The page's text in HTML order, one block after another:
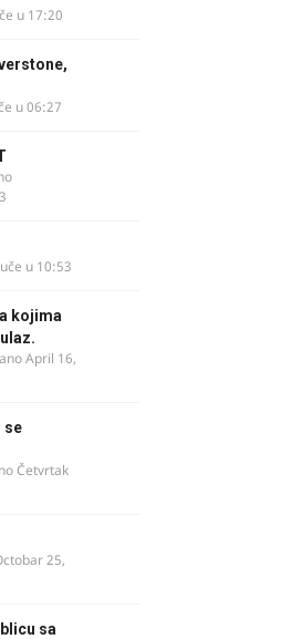
u 17:20
u 06:27
u 10:53
kojima
April 16,
se
Četvrtak
25,
sa